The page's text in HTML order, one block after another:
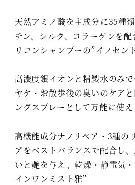
天然アミノ酸を主成分に35種
チン、シルク、コラーゲンを
リコンシャンプーの”イノセン
高濃度銀イオンと精製水のみ
ヤケ・お散歩後の臭いのケア
ングスプレーとして万能に使
高機能成分ナノリペア・3種の
アをベストバランスで配合し
いと艶を与え、乾燥・静電気
インワンミスト雅”